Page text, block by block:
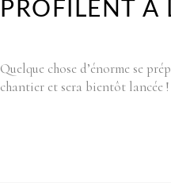
PROFILENT À
Quelque chose d’énorme se
chantier et sera bientôt lancée !